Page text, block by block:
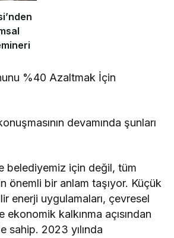
%40 Azaltmak İçin
devamında şunları
belediyemiz için değil, tüm
önemli bir anlam taşıyor. Küçük
enerji uygulamaları, çevresel
kalkınma açısından
sahip. 2023 yılında